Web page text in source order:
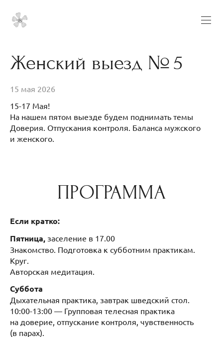
Женский выезд № 5
15 мая 2026
15-17 Мая!
На нашем пятом выезде будем поднимать темы
Доверия. Отпускания контроля. Баланса мужского
и женского.
ПРОГРАММА
Если кратко:
Пятница, заселение в 17.00
Знакомство. Подготовка к субботним практикам.
Круг.
Авторская медитация.
Суббота
Дыхательная практика, завтрак шведский стол.
10:00-13:00 — Групповая телесная практика
на доверие, отпускание контроля, чувственность
(в парах).